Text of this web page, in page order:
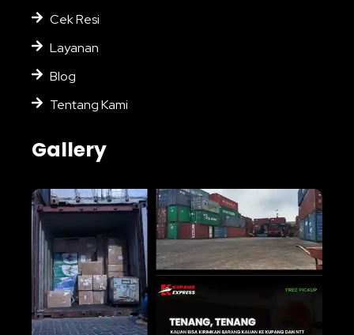
Cek Resi
Layanan
Blog
Tentang Kami
Gallery